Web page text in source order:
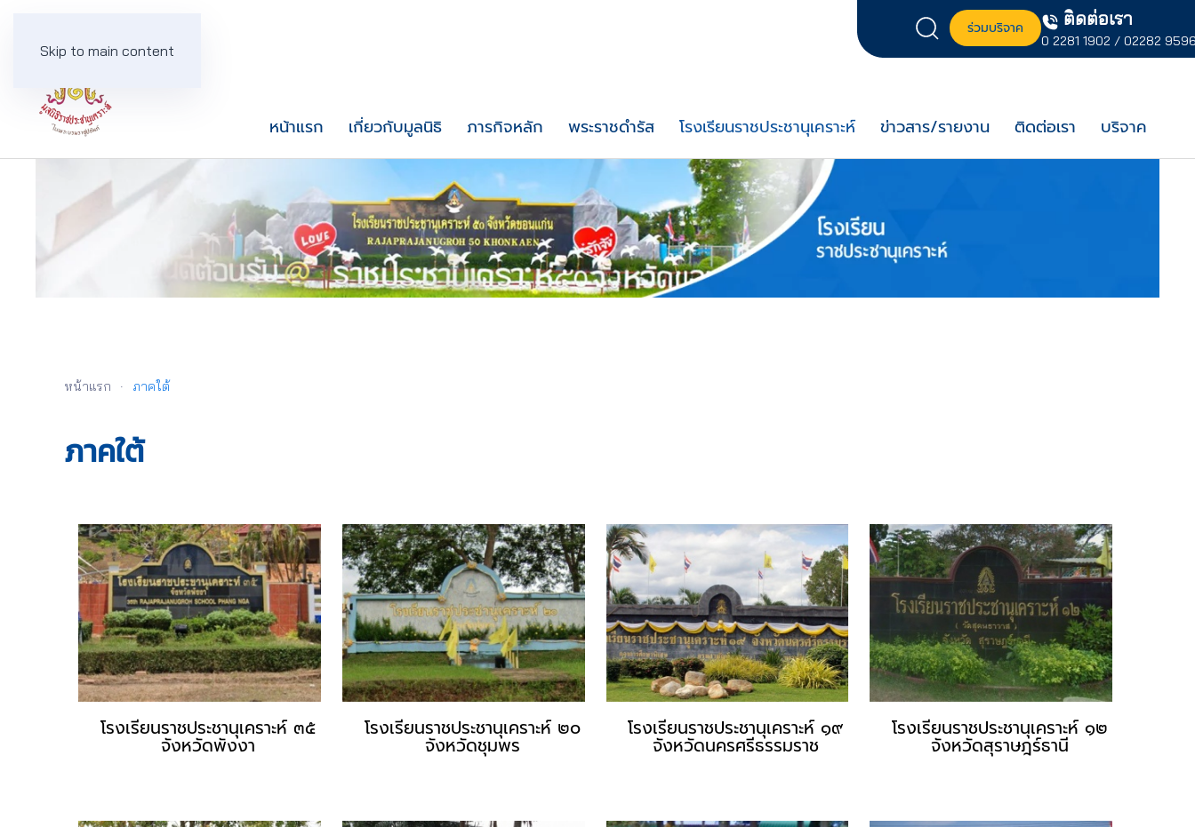
Skip to main content
ร่วมบริจาค ติดต่อเรา
0 2281 1902 / 02282
หน้าแรก เกี่ยวกับมูลนิธิ ภารกิจหลัก พระราชดำรัส โรงเรียนราชประชานุเคราะห์ ข่าวสาร/รายงาน ติดต่อเรา บริจาค
หน้าแรก ภาคใต้
ภาคใต้
โรงเรียนราชประชานุเคราะห์ ๓๕
จังหวัดพังงา
โรงเรียนราชประชานุเคราะห์ ๒๐
จังหวัดชุมพร
โรงเรียนราชประชานุเคราะห์ ๑๙
จังหวัดนครศรีธรรมราช
โรงเรียนราชประชานุเคราะห์ ๑๒
จังหวัดสุราษฎร์ธานี